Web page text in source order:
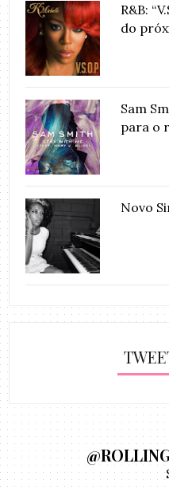
R&B:
do
Sam
para o
Novo